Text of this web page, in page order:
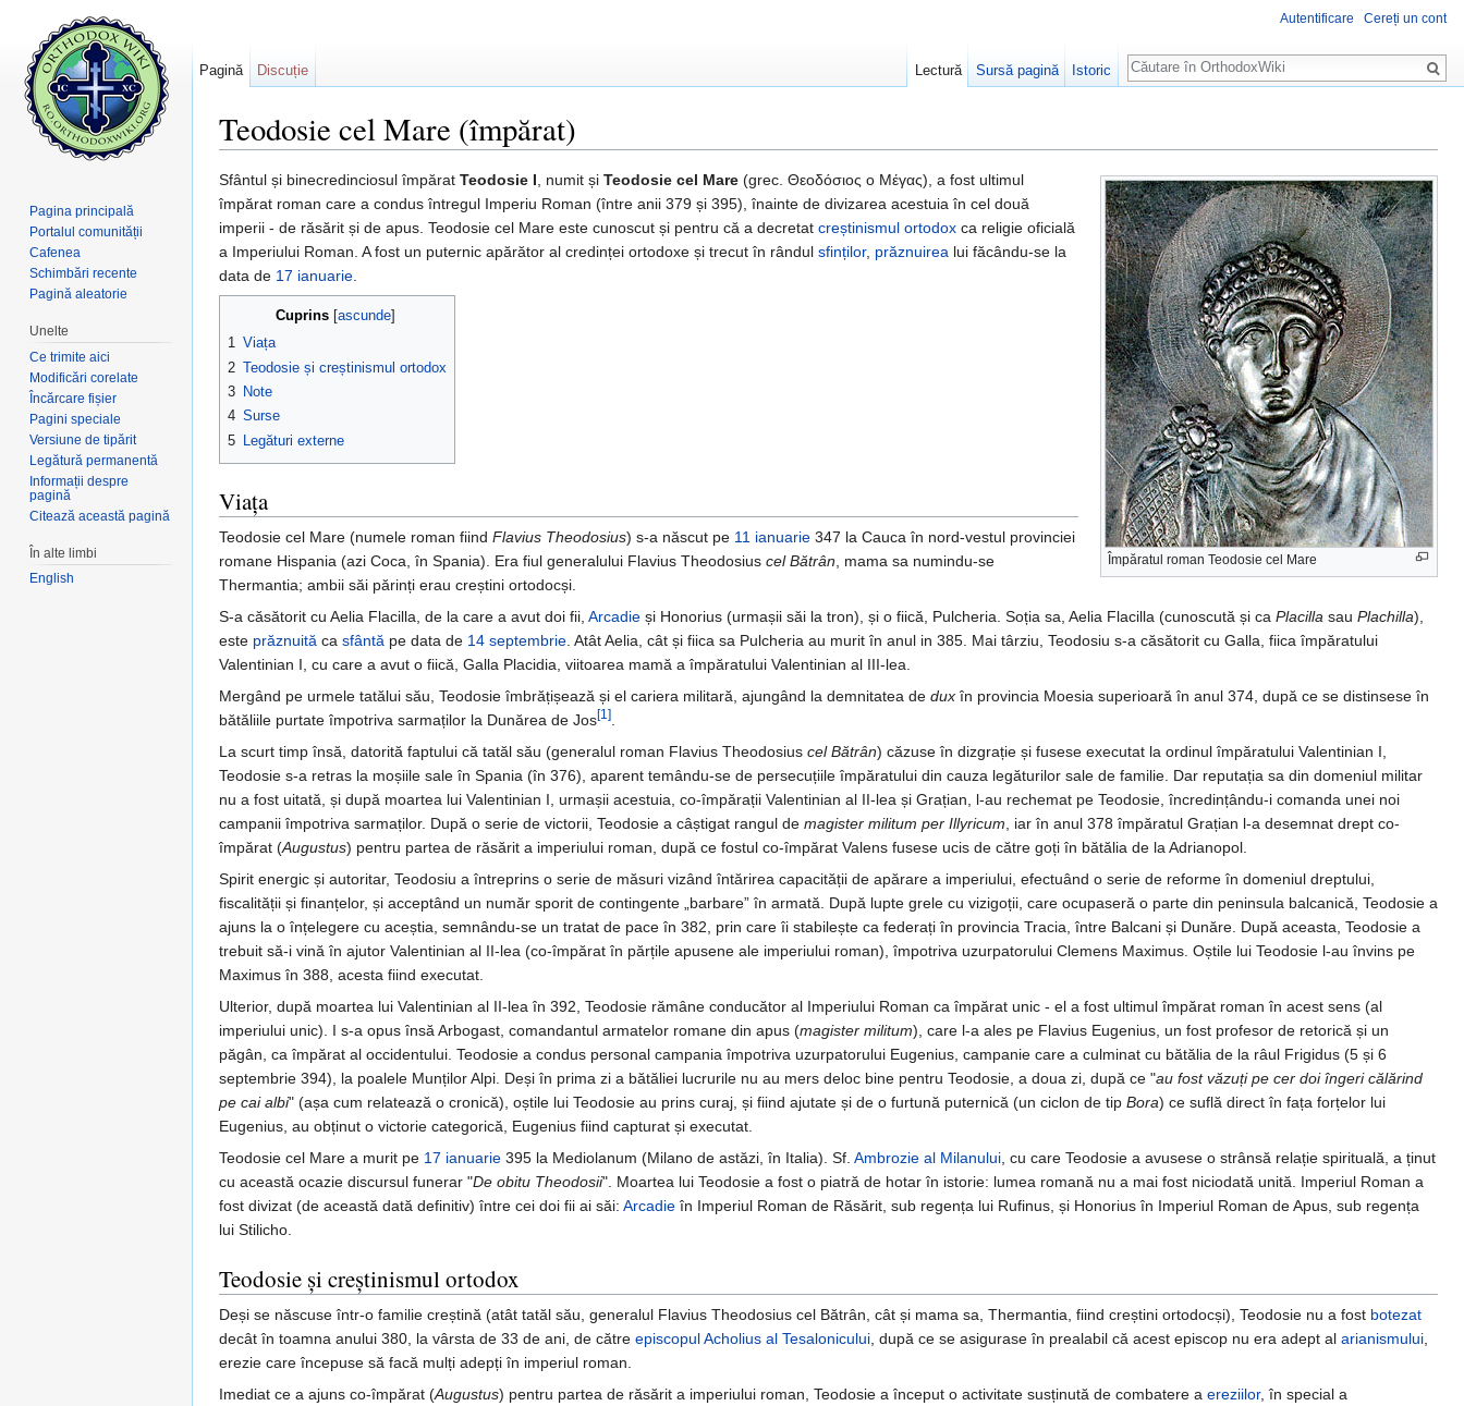
Teodosie cel Mare (împărat)
Împăratul roman Teodosie cel Mare
Sfântul și binecredinciosul împărat Teodosie I, numit și Teodosie cel Mare (grec. Θεοδόσιος ο Μέγας), a fost ultimul
împărat roman care a condus întregul Imperiu Roman (între anii 379 și 395), înainte de divizarea acestuia în cel două
imperii - de răsărit și de apus. Teodosie cel Mare este cunoscut și pentru că a decretat creștinismul ortodox ca religie oficială
a Imperiului Roman. A fost un puternic apărător al credinței ortodoxe și trecut în rândul sfinților, prăznuirea lui făcându-se la
data de 17 ianuarie.
Cuprins[ ascunde]
1 Viața
2 Teodosie și creștinismul ortodox
3 Note
4 Surse
5
Legături externe
Viața
Teodosie cel Mare (numele roman fiind Flavius Theodosius) s-a născut pe 11 ianuarie 347 la Cauca în nord-vestul provinciei
romane Hispania (azi Coca, în Spania). Era fiul generalului Flavius Theodosius cel Bătrân, mama sa numindu-se
Thermantia; ambii săi părinți erau creștini ortodocși.
S-a căsătorit cu Aelia Flacilla, de la care a avut doi fii, Arcadie și Honorius (urmașii săi la tron), și o fiică, Pulcheria. Soția sa, Aelia Flacilla (cunoscută și ca Placilla sau Plachilla),
este prăznuită ca sfântă pe data de 14 septembrie. Atât Aelia, cât și fiica sa Pulcheria au murit în anul in 385. Mai târziu, Teodosiu s-a căsătorit cu Galla, fiica împăratului
Valentinian I, cu care a avut o fiică, Galla Placidia, viitoarea mamă a împăratului Valentinian al III-lea.
Mergând pe urmele tatălui său, Teodosie îmbrățișează și el cariera militară, ajungând la demnitatea de dux în provincia Moesia superioară în anul 374, după ce se distinsese în
bătăliile purtate împotriva sarmaților la Dunărea de Jos[1].
La scurt timp însă, datorită faptului că tatăl său (generalul roman Flavius Theodosius cel Bătrân) căzuse în dizgrație și fusese executat la ordinul împăratului Valentinian I,
Teodosie s-a retras la moșiile sale în Spania (în 376), aparent temându-se de persecuțiile împăratului din cauza legăturilor sale de familie. Dar reputația sa din domeniul militar
nu a fost uitată, și după moartea lui Valentinian I, urmașii acestuia, co-împărații Valentinian al II-lea și Grațian, l-au rechemat pe Teodosie, încredințându-i comanda unei noi
campanii împotriva sarmaților. După o serie de victorii, Teodosie a câștigat rangul de magister militum per Illyricum, iar în anul 378 împăratul Grațian l-a desemnat drept co-
împărat (Augustus) pentru partea de răsărit a imperiului roman, după ce fostul co-împărat Valens fusese ucis de către goți în bătălia de la Adrianopol.
Spirit energic și autoritar, Teodosiu a întreprins o serie de măsuri vizând întărirea capacității de apărare a imperiului, efectuând o serie de reforme în domeniul dreptului,
fiscalității și finanțelor, și acceptând un număr sporit de contingente „barbare” în armată. După lupte grele cu vizigoții, care ocupaseră o parte din peninsula balcanică, Teodosie a
ajuns la o înțelegere cu aceștia, semnându-se un tratat de pace în 382, prin care îi stabilește ca federați în provincia Tracia, între Balcani și Dunăre. După aceasta, Teodosie a
trebuit să-i vină în ajutor Valentinian al II-lea (co-împărat în părțile apusene ale imperiului roman), împotriva uzurpatorului Clemens Maximus. Oștile lui Teodosie l-au învins pe
Maximus în 388, acesta fiind executat.
Ulterior, după moartea lui Valentinian al II-lea în 392, Teodosie rămâne conducător al Imperiului Roman ca împărat unic - el a fost ultimul împărat roman în acest sens (al
imperiului unic). I s-a opus însă Arbogast, comandantul armatelor romane din apus (magister militum), care l-a ales pe Flavius Eugenius, un fost profesor de retorică și un
păgân, ca împărat al occidentului. Teodosie a condus personal campania împotriva uzurpatorului Eugenius, campanie care a culminat cu bătălia de la râul Frigidus (5 și 6
septembrie 394), la poalele Munților Alpi. Deși în prima zi a bătăliei lucrurile nu au mers deloc bine pentru Teodosie, a doua zi, după ce "au fost văzuți pe cer doi îngeri călărind
pe cai albi" (așa cum relatează o cronică), oștile lui Teodosie au prins curaj, și fiind ajutate și de o furtună puternică (un ciclon de tip Bora) ce suflă direct în fața forțelor lui
Eugenius, au obținut o victorie categorică, Eugenius fiind capturat și executat.
Teodosie cel Mare a murit pe 17 ianuarie 395 la Mediolanum (Milano de astăzi, în Italia). Sf. Ambrozie al Milanului, cu care Teodosie a avusese o strânsă relație spirituală, a ținut
cu această ocazie discursul funerar "De obitu Theodosii". Moartea lui Teodosie a fost o piatră de hotar în istorie: lumea romană nu a mai fost niciodată unită. Imperiul Roman a
fost divizat (de această dată definitiv) între cei doi fii ai săi: Arcadie în Imperiul Roman de Răsărit, sub regența lui Rufinus, și Honorius în Imperiul Roman de Apus, sub regența
lui Stilicho.
Teodosie și creștinismul ortodox
Deși se născuse într-o familie creștină (atât tatăl său, generalul Flavius Theodosius cel Bătrân, cât și mama sa, Thermantia, fiind creștini ortodocși), Teodosie nu a fost botezat
decât în toamna anului 380, la vârsta de 33 de ani, de către episcopulAcholius al Tesalonicului, după ce se asigurase în prealabil că acest episcop nu era adept al arianismului,
erezie care începuse să facă mulți adepți în imperiul roman.
Imediat ce a ajuns co-împărat (Augustus) pentru partea de răsărit a imperiului roman, Teodosie a început o activitate susținută de combatere a ereziilor, în special a
Autentificare Cereți un cont
Pagină Discuție Lectură Sursă pagină Istoric
Căutare
Pagina principală
Portalul comunității
Cafenea
Schimbări recente
Pagină aleatorie
Unelte
Ce trimite aici
Modificări corelate
Încărcare fișier
Pagini speciale
Versiune de tipărit
Legătură permanentă
Informații despre
pagină
Citează această pagină
În alte limbi
English